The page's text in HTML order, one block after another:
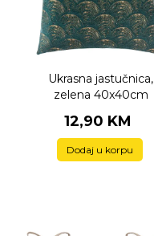
Ukrasna jastučnica,
zelena 40x40cm
12,90 KM
Dodaj u korpu